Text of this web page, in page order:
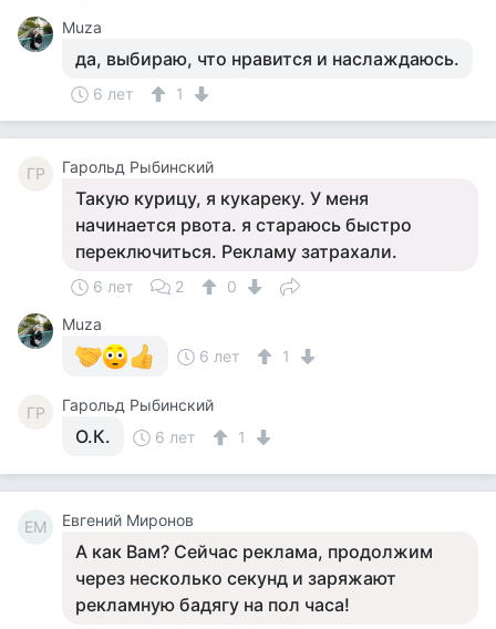
Muza
да, выбираю, что нравится и наслаждаюсь.
6 лет 1
ГР Гарольд Рыбинский
Такую курицу, я кукареку. У меня
начинается рвота. я стараюсь быстро
переключиться. Рекламу затрахали.
6 лет 2
0
Muza
6 лет
1
ГР Гарольд Рыбинский
О.К. 6 лет 1
ЕМ Евгений Миронов
А как Вам? Сейчас реклама, продолжим
через несколько секунд и заряжают
рекламную бадягу на пол часа!